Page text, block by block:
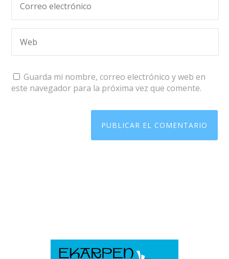
Guarda mi nombre, correo electrónico y web en
este navegador para la próxima vez que comente.